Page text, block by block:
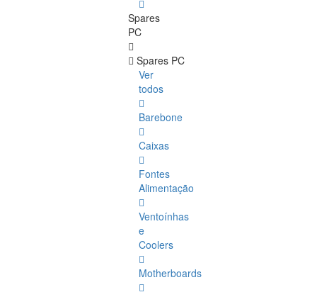
Spares
PC
Spares PC
Ver
todos
Barebone
Caixas
Fontes
Alimentação
Ventoínhas
e
Coolers
Motherboards